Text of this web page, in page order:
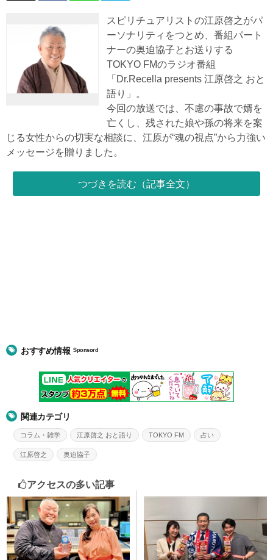
スピリチュアリストの江原啓之がパ
ーソナリティをつとめ、番組パート
ナーの奥迫協子とお送りする
TOKYO FMのラジオ番組
「Dr.Recella presents 江原啓之 おと
語り」。
今回の放送では、不慮の事故で婿を
亡くし、残された娘や孫の将来を案
じる女性からの切実な相談に、江原が“魂の視点”から力強い
メッセージを贈りました。
つづきを読む（記事全文）
おすすめ情報Sponsord
関連カテゴリ
コラム・雑学 江原啓之 おと語り TOKYO FM 占い
江原啓之 奥迫協子
アクセスの多い記事